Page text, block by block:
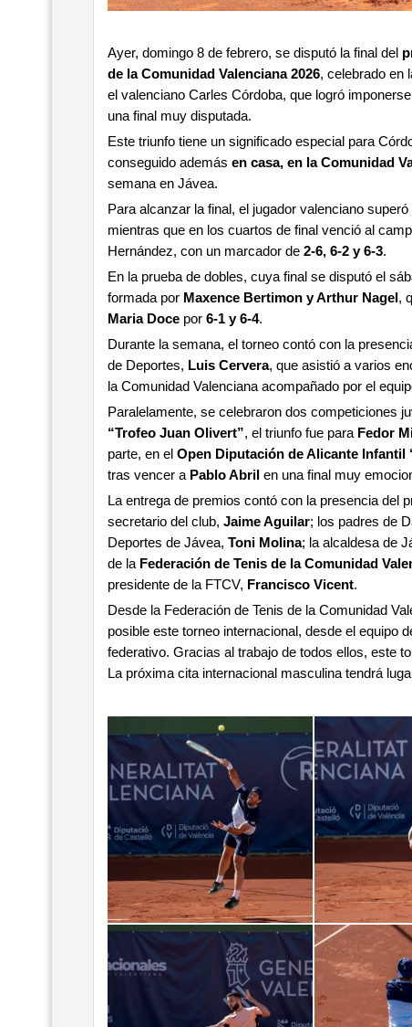
Ayer, domingo 8 de febrero, se disputó la final del
de la Comunidad Valenciana 2026, celebrado en
el valenciano Carles Córdoba, que logró
una final muy disputada.
Este triunfo tiene un significado especial para
conseguido además en casa, en la Comunidad
semana en Jávea.
Para alcanzar la final, el jugador valenciano
mientras que en los cuartos de final venció al
Hernández, con un marcador de 2-6, 6-2 y 6-3.
En la prueba de dobles, cuya final se disputó el
formada por Maxence Bertimon y Arthur Nagel ,
Maria Doce por 6-1 y 6-4.
Durante la semana, el torneo contó con la
de Deportes, Luis Cervera, que asistió a varios
la Comunidad Valenciana acompañado por el
Paralelamente, se celebraron dos competiciones
“Trofeo Juan Olivert”, el triunfo fue para Fedor
parte, en el Open Diputación de Alicante Infantil
tras vencer a Pablo Abril en una final muy
La entrega de premios contó con la presencia del
secretario del club, Jaime Aguilar; los padres de
Deportes de Jávea, Toni Molina; la alcaldesa de
de la Federación de Tenis de la Comunidad
presidente de la FTCV, Francisco Vicent.
Desde la Federación de Tenis de la Comunidad
posible este torneo internacional, desde el equipo
federativo. Gracias al trabajo de todos ellos, este
La próxima cita internacional masculina tendrá